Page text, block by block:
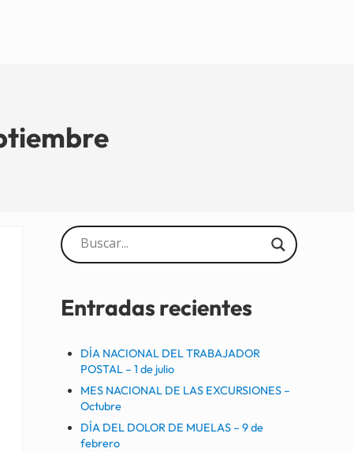
Sidebar
Entradas recientes
DÍA NACIONAL DEL TRABAJADOR
POSTAL – 1 de julio
MES NACIONAL DE LAS EXCURSIONES –
Octubre
DÍA DEL DOLOR DE MUELAS – 9 de
febrero